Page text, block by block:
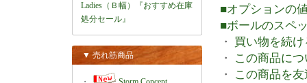
Ladies（Ｂ幅）『おすすめ在庫
処分セール』
▼ 売れ筋商品
■オプションの
■ボールのスペ
・ 買い物を続け
・
この商品に
・
この商品を